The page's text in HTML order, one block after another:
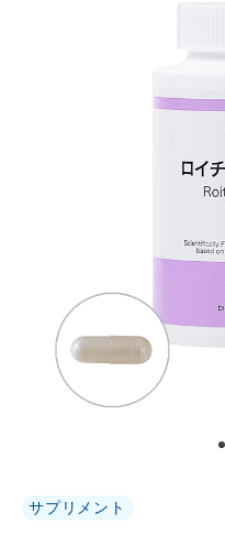
サプリメント